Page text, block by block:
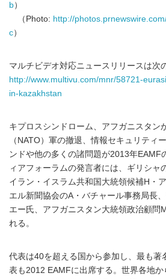
b）
（Photo: http://
c）
マルチビデオ対応ニュースリリースは次
http://www.multivu.com/mnr/58721-
in-kazakhstan
キプロスシンドローム、アフガニスタン
（NATO）軍の撤退、情報セキュリティ
ンドや他の多くの諸問題が2013年EAMF
ィアフォーラムの発言者には、ギリシャ
イラン・イスラム共和国大統領候補H・
エル新聞協会のA・バチャール事務局長
エー氏、アフガニスタン大統領政治顧問
れる。
代表は40を超える国から参加し、最も著
表も2012 EAMFに出席する。世界各地